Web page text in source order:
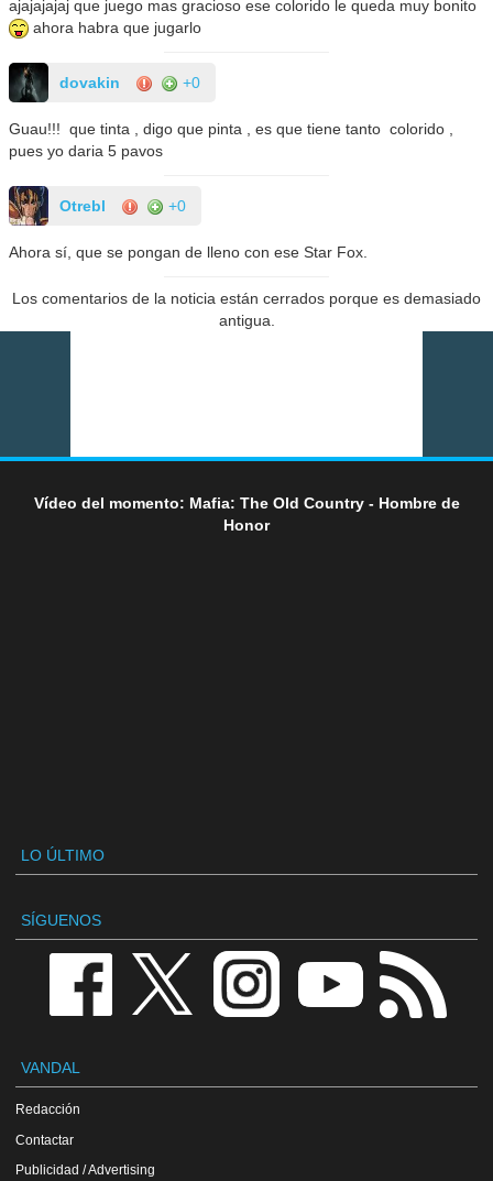
ajajajajaj que juego mas gracioso ese colorido le queda muy bonito
ahora habra que jugarlo
dovakin +0
Guau!!! que tinta , digo que pinta , es que tiene tanto colorido ,
pues yo daria 5 pavos
Otrebl +0
Ahora sí, que se pongan de lleno con ese Star Fox.
Los comentarios de la noticia están cerrados porque es demasiado
antigua.
Vídeo del momento: Mafia: The Old Country - Hombre de
Honor
LO ÚLTIMO
SÍGUENOS
VANDAL
Redacción
Contactar
Publicidad / Advertising